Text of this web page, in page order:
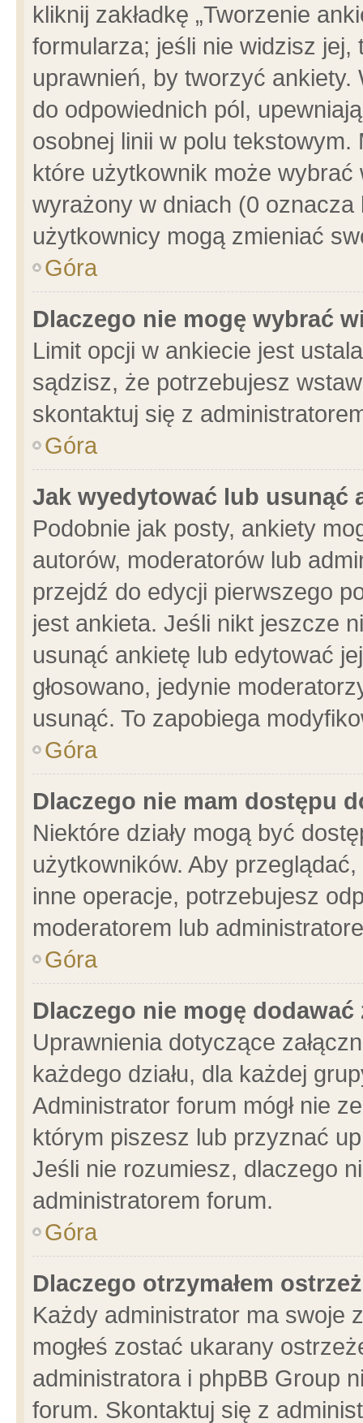
kliknij zakładkę „Tworzenie
formularza; jeśli nie widzisz
uprawnień, by tworzyć ankiety.
do odpowiednich pól,
osobnej linii w polu
które użytkownik może
wyrażony w dniach (0
użytkownicy mogą zmieniać
Góra
Dlaczego nie mogę wybrać
Limit opcji w ankiecie jest
sądzisz, że potrzebujesz
skontaktuj się z
Góra
Jak wyedytować lub usunąć
Podobnie jak posty, ankiety
autorów, moderatorów lub
przejdź do edycji pierwszego
jest ankieta. Jeśli nikt jeszcze
usunąć ankietę lub edytować
głosowano, jedynie
usunąć. To zapobiega
Góra
Dlaczego nie mam dostępu
Niektóre działy mogą być
użytkowników. Aby
inne operacje, potrzebujesz
moderatorem lub
Góra
Dlaczego nie mogę dodawać
Uprawnienia dotyczące
każdego działu, dla każdej
Administrator forum mógł nie
którym piszesz lub przyznać
Jeśli nie rozumiesz, dlaczego
administratorem forum.
Góra
Dlaczego otrzymałem
Każdy administrator ma swoje
mogłeś zostać ukarany
administratora i phpBB Group
forum. Skontaktuj się z